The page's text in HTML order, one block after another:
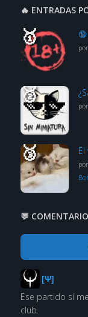
🔥 ENTRADAS
por
por
por
💬
[Ψ]
Ese partido sí
club.